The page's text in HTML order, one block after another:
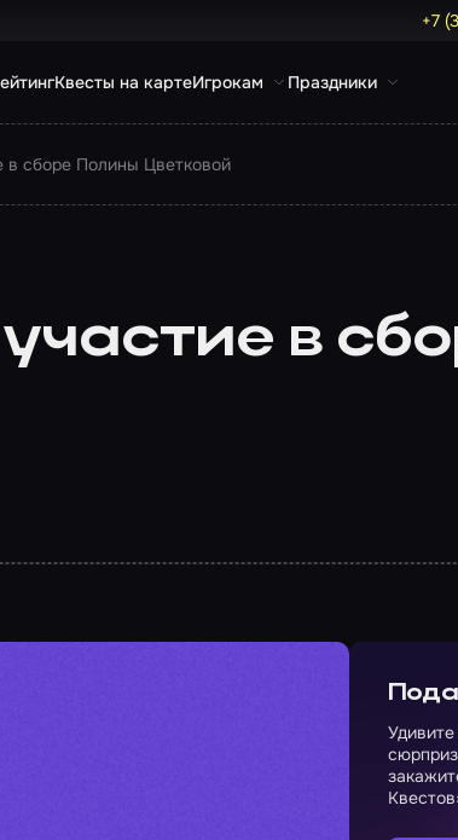
+7
Квесты на картеИгрокам Праздники
в сборе Полины Цветковой
в